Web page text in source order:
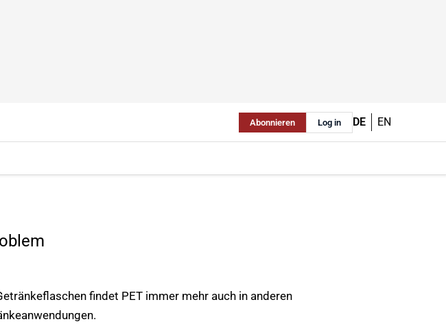
Abonnieren Log in DE EN
findet PET immer mehr auch in anderen